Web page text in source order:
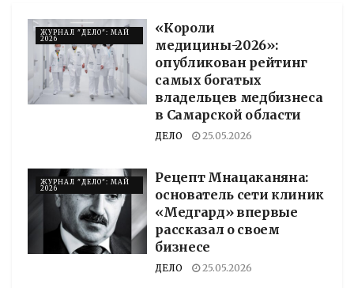
ЖУРНАЛ "ДЕЛО": МАЙ
2026
«Короли
медицины-2026»:
опубликован рейтинг
самых богатых
владельцев медбизнеса
в Самарской области
ДЕЛО 25.05.2026
ЖУРНАЛ "ДЕЛО": МАЙ
2026
Рецепт Мнацаканяна:
основатель сети клиник
«Медгард» впервые
рассказал о своем
бизнесе
ДЕЛО 25.05.2026